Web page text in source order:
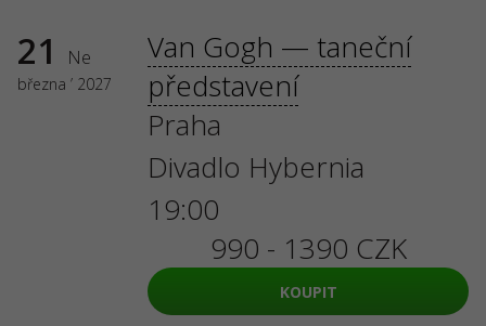
21 Ne
března ’ 2027
Van Gogh — taneční
představení
Praha
Divadlo Hybernia
19:00
990 - 1390 CZK
KOUPIT